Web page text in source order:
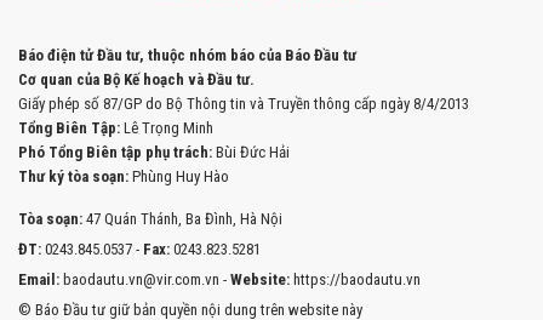
Báo điện tử Đầu tư, thuộc nhóm báo của Báo Đầu tư
Cơ quan của Bộ Kế hoạch và Đầu tư.
Giấy phép số 87/GP do Bộ Thông tin và Truyền thông cấp ngày 8/4/2013
Tổng Biên Tập: Lê Trọng Minh
Phó Tổng Biên tập phụ trách: Bùi Đức Hải
Thư ký tòa soạn: Phùng Huy Hào
Tòa soạn: 47 Quán Thánh, Ba Đình, Hà Nội
ĐT: 0243.845.0537 - Fax: 0243.823.5281
Email: baodautu.vn@vir.com.vn - Website: https://baodautu.vn
© Báo Đầu tư giữ bản quyền nội dung trên website này